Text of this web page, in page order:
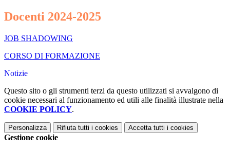
Docenti 2024-2025
JOB SHADOWING
CORSO DI FORMAZIONE
Notizie
Questo sito o gli strumenti terzi da questo utilizzati si avvalgono di
cookie necessari al funzionamento ed utili alle finalità illustrate nella
COOKIE POLICY.
Personalizza Rifiuta tutti i cookies Accetta tutti i cookies
Gestione cookie